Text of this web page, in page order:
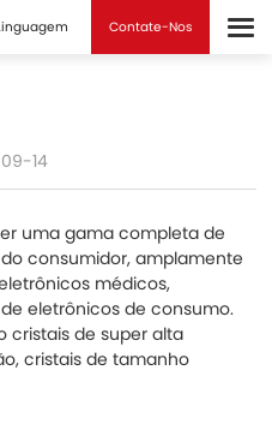
Contate-Nos
14
uma gama completa de
consumidor, amplamente
médicos,
eletrônicos de consumo.
cristais de super alta
cristais de tamanho